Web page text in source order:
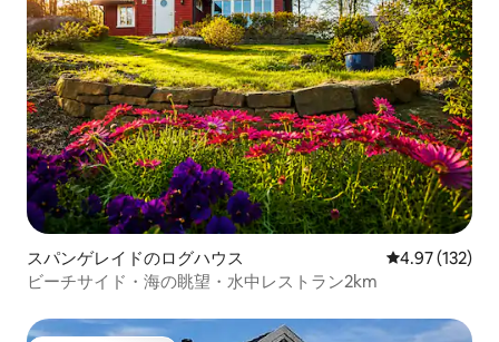
スパンゲレイドのログハウス レビュー132
4.97 (132)
ビーチサイド・海の眺望・水中レストラン2km